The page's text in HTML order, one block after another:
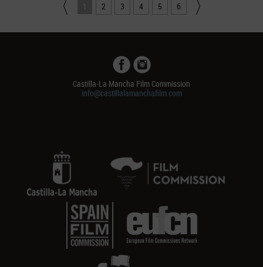
1 2 3 4 5 6
Castilla-La Mancha Film Commission
info@castillalamanchafilm.com